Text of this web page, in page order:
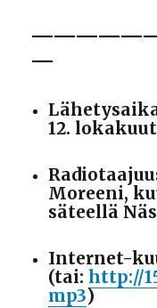
—
12.
Moreeni,
säteellä
Internet-
(tai:http://
mp3)